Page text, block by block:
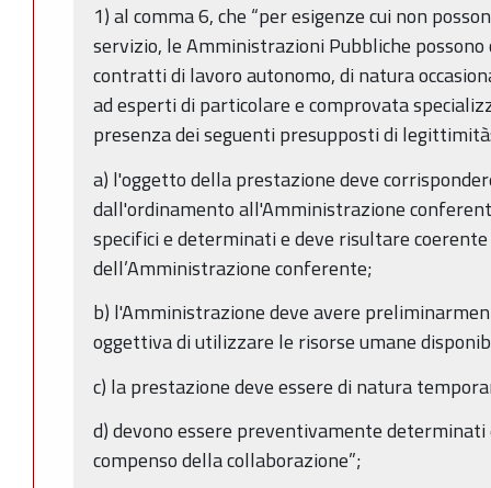
1) al comma 6, che “per esigenze cui non
servizio, le Amministrazioni Pubbliche
contratti di lavoro autonomo, di natura
ad esperti di particolare e comprovata
presenza dei seguenti presupposti di
a) l'oggetto della prestazione deve
dall'ordinamento all'Amministrazione
specifici e determinati e deve risultare
dell’Amministrazione conferente;
b) l'Amministrazione deve avere
oggettiva di utilizzare le risorse umane
c) la prestazione deve essere di natura
d) devono essere preventivamente
compenso della collaborazione”;